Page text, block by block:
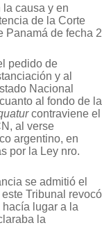
la causa y en
de la Corte
Panamá de fecha 2
pedido de
y al
Nacional
al fondo de la
contraviene el
al verse
argentino, en
por la Ley nro.
se admitió el
Tribunal revocó
hacía lugar a la
la